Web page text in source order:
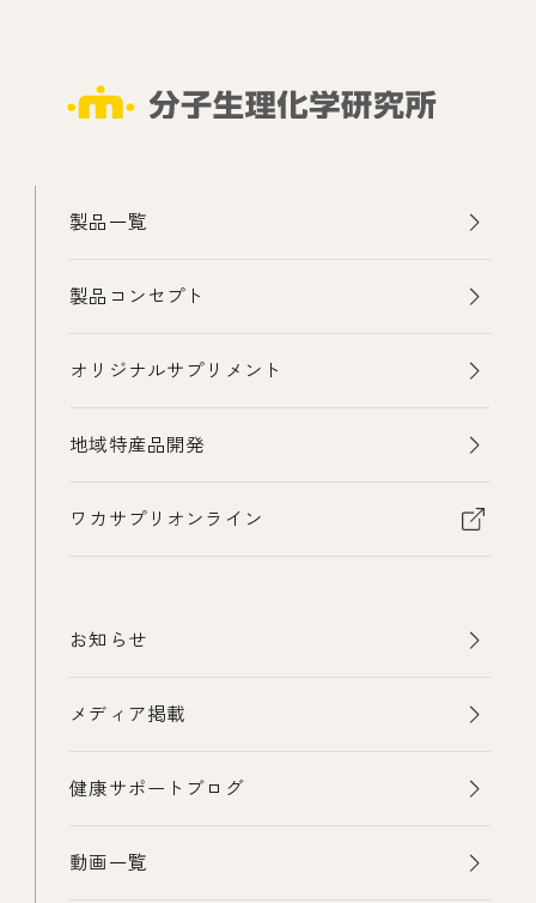
製品一覧
製品コンセプト
オリジナルサプリメント
地域特産品開発
ワカサプリオンライン
お知らせ
メディア掲載
健康サポートブログ
動画一覧